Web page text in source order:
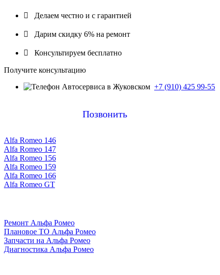
 Делаем честно и с гарантией
 Дарим скидку 6% на ремонт
 Консультируем бесплатно
Получите консультацию
+7 (910) 425 99-55
Позвонить
Alfa Romeo 146
Alfa Romeo 147
Alfa Romeo 156
Alfa Romeo 159
Alfa Romeo 166
Alfa Romeo GT
Ремонт Альфа Ромео
Плановое ТО Альфа Ромео
Запчасти на Альфа Ромео
Диагностика Альфа Ромео